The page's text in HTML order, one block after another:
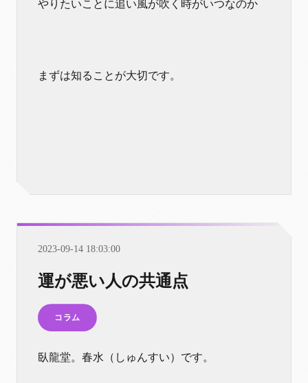
やりたいことに追い風が吹く時がいつなのか
まずは知ることが大切です。
2023-09-14 18:03:00
運が悪い人の共通点
コラム
臥龍堂。春水（しゅんすい）です。